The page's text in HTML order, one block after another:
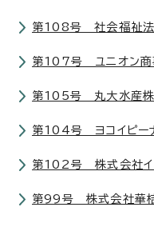
第108号 社会福祉法
第107号 ユニオン商
第105号 丸大水産
第104号 ヨコイピー
第102号 株式会社イ
第99号 株式会社華